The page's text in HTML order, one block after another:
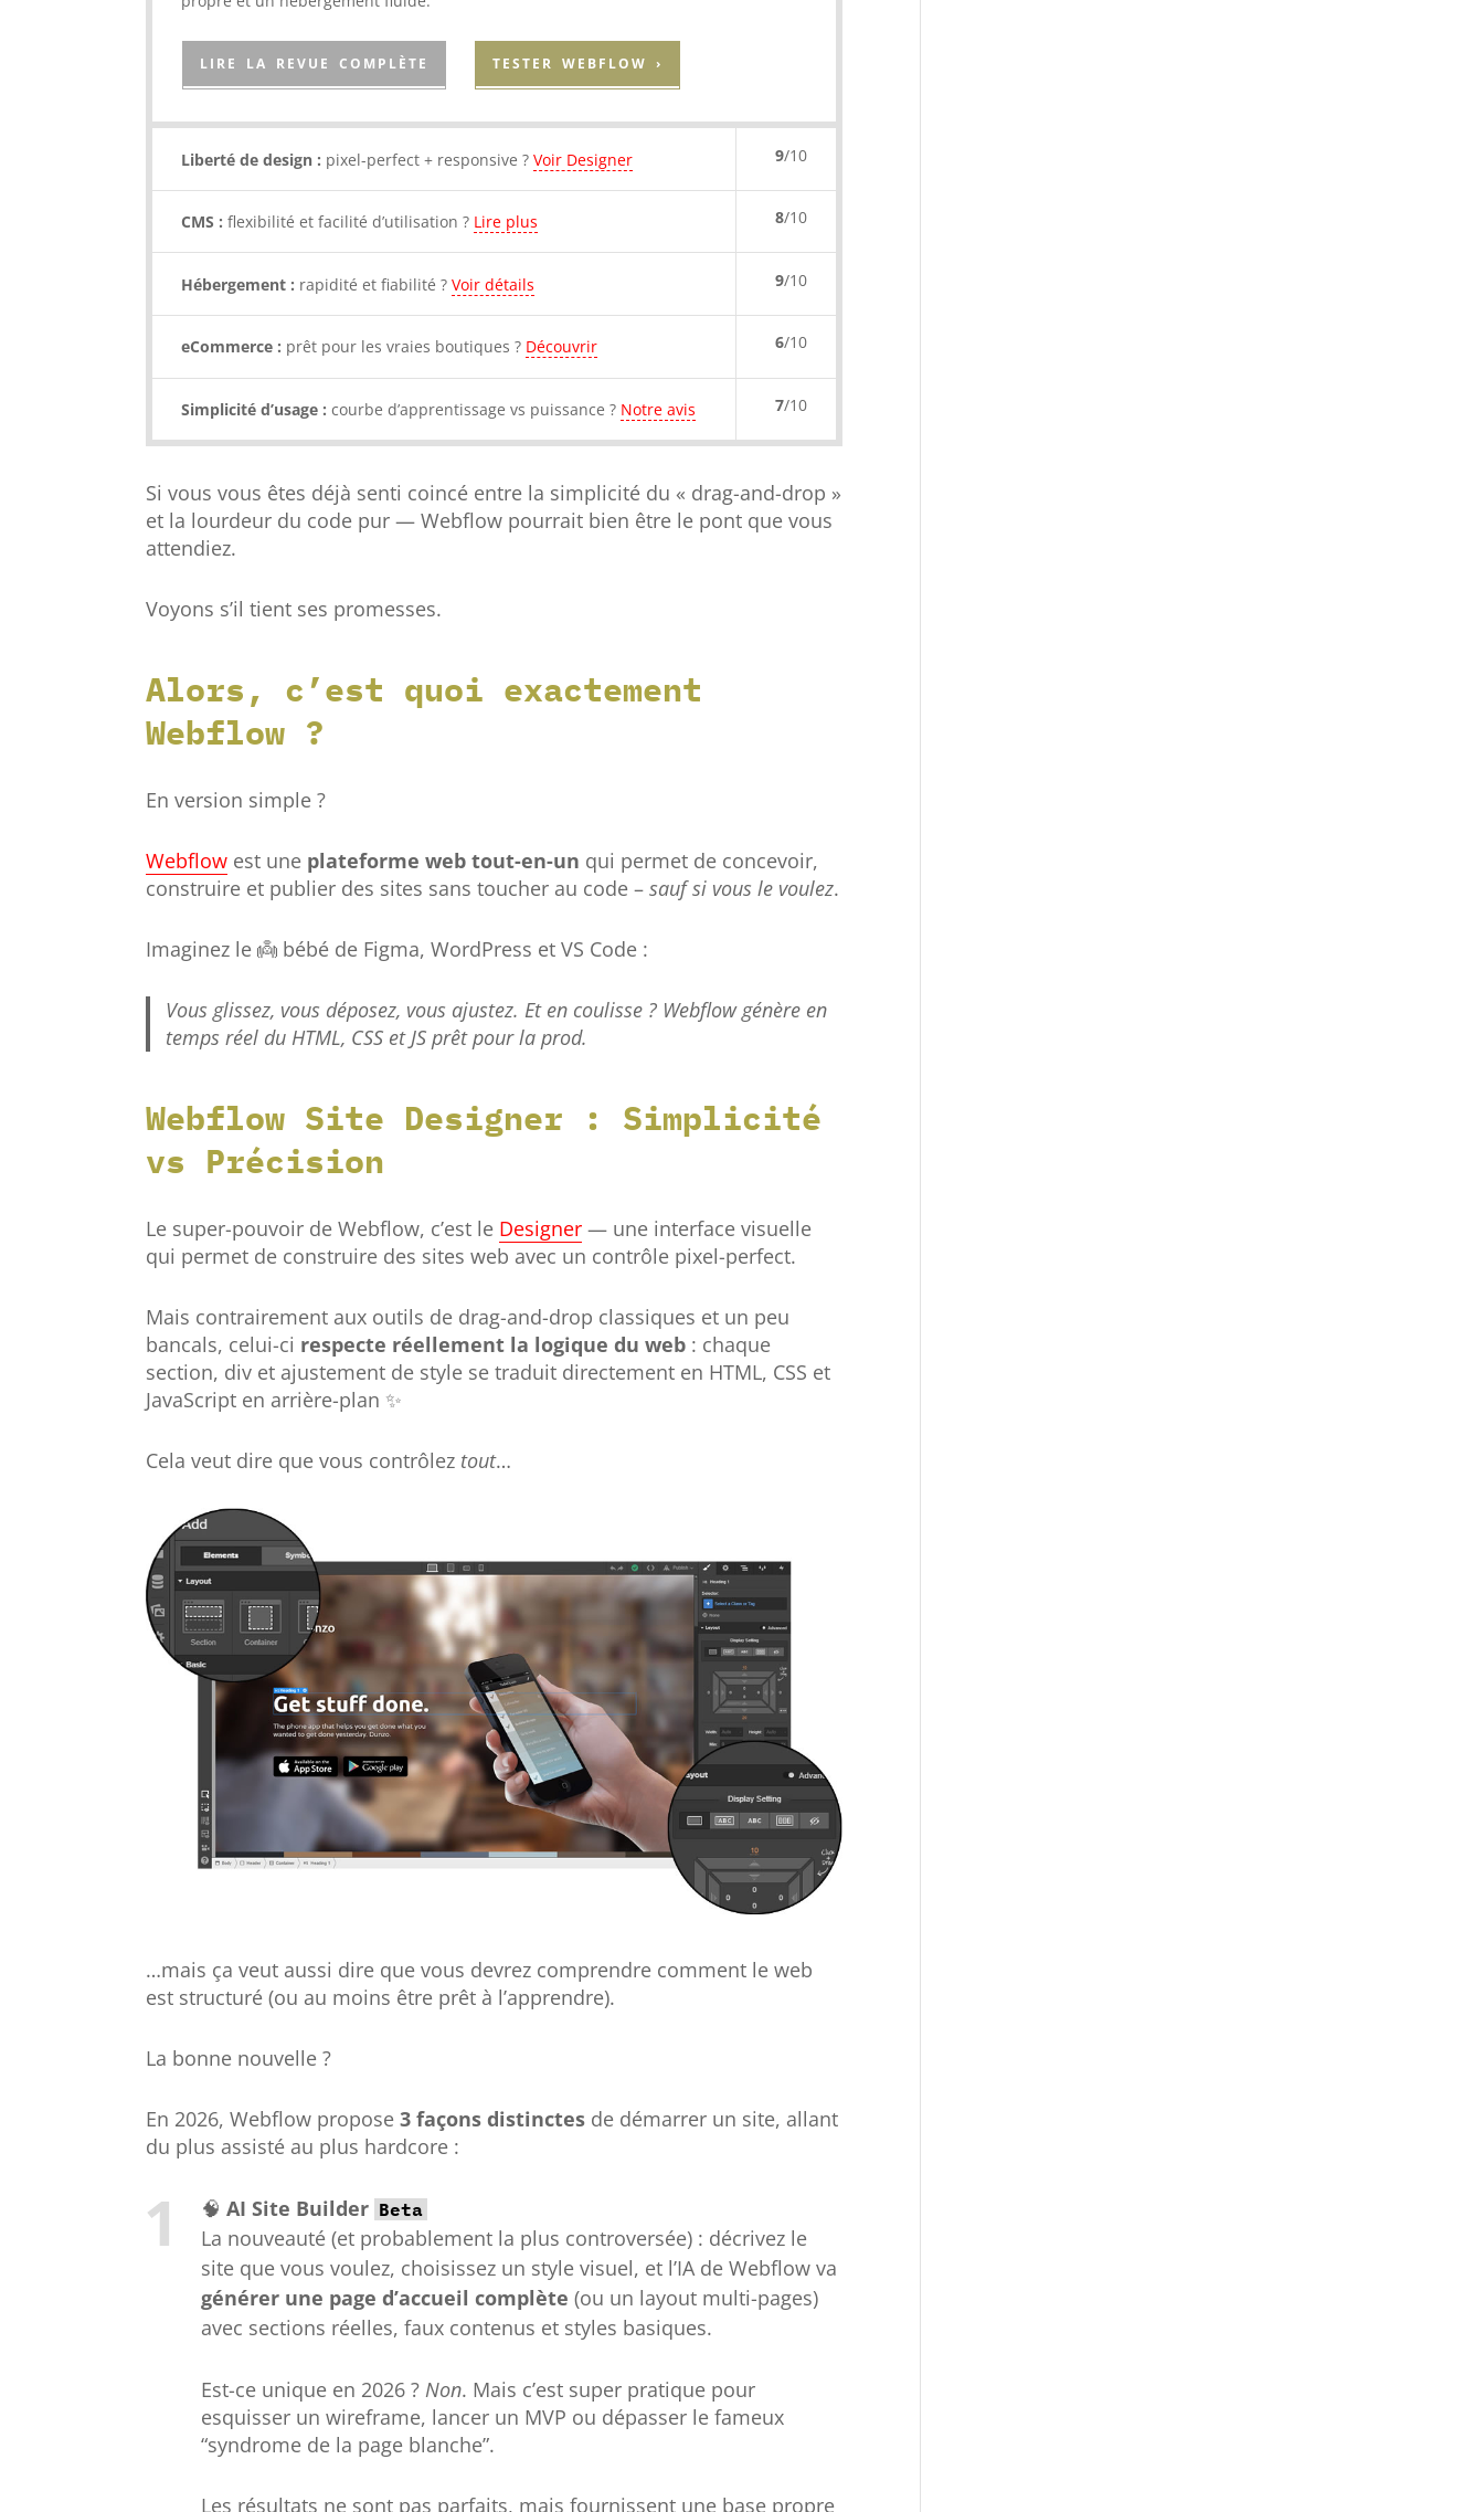
LIRE LA REVUE COMPLÈTE TESTER WEBFLOW ›
Liberté de design : pixel-perfect + responsive ? Voir Designer 9/10
CMS : flexibilité et facilité d’utilisation ? Lire plus 8/10
Hébergement : rapidité et fiabilité ? Voir détails 9/10
eCommerce : prêt pour les vraies boutiques ? Découvrir 6/10
Simplicité d’usage : courbe d’apprentissage vs puissance ? Notre avis 7/10
Si vous vous êtes déjà senti coincé entre la simplicité du « drag-and-drop »
et la lourdeur du code pur — Webflow pourrait bien être le pont que vous
attendiez.
Voyons s’il tient ses promesses.
Alors, c’est quoi exactement
Webflow ?
En version simple ?
Webflow est une plateforme web tout-en-un qui permet de concevoir,
construire et publier des sites sans toucher au code – sauf si vous le voulez.
Imaginez le 👼 bébé de Figma, WordPress et VS Code :
Vous glissez, vous déposez, vous ajustez. Et en coulisse ? Webflow génère en
temps réel du HTML, CSS et JS prêt pour la prod.
Webflow Site Designer : Simplicité
vs Précision
Le super-pouvoir de Webflow, c’est le Designer — une interface visuelle
qui permet de construire des sites web avec un contrôle pixel-perfect.
Mais contrairement aux outils de drag-and-drop classiques et un peu
bancals, celui-ci respecte réellement la logique du web : chaque
section, div et ajustement de style se traduit directement en HTML, CSS et
JavaScript en arrière-plan ✨
Cela veut dire que vous contrôlez tout…
…mais ça veut aussi dire que vous devrez comprendre comment le web
est structuré (ou au moins être prêt à l’apprendre).
La bonne nouvelle ?
En 2026, Webflow propose 3 façons distinctes de démarrer un site, allant
du plus assisté au plus hardcore :
🧠 AI Site Builder Beta
La nouveauté (et probablement la plus controversée) : décrivez le
site que vous voulez, choisissez un style visuel, et l’IA de Webflow va
générer une page d’accueil complète (ou un layout multi-pages)
avec sections réelles, faux contenus et styles basiques.
Est-ce unique en 2026 ? Non. Mais c’est super pratique pour
esquisser un wireframe, lancer un MVP ou dépasser le fameux
“syndrome de la page blanche”.
Les résultats ne sont pas parfaits, mais fournissent une base propre